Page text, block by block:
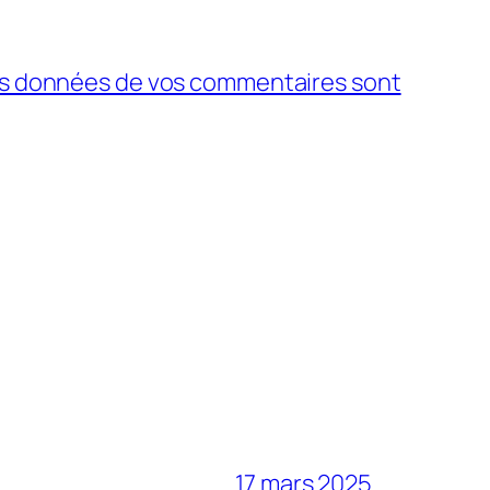
données de vos commentaires sont